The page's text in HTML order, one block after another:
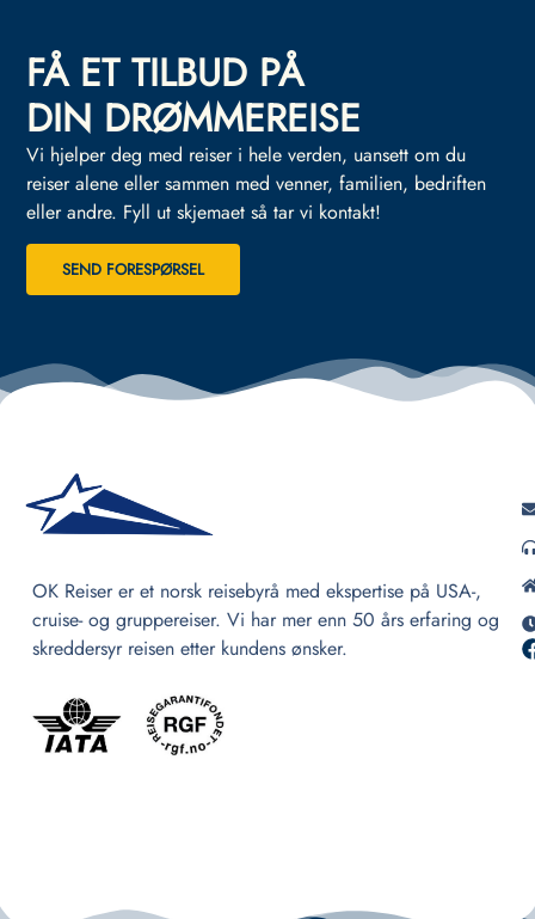
FÅ ET TILBUD PÅ
DIN DRØMMEREISE
Vi hjelper deg med reiser i hele verden, uansett om du
reiser alene eller sammen med venner, familien, bedriften
eller andre. Fyll ut skjemaet så tar vi kontakt!
SEND FORESPØRSEL
OK Reiser er et norsk reisebyrå med ekspertise på USA-,
cruise- og gruppereiser. Vi har mer enn 50 års erfaring og
skreddersyr reisen etter kundens ønsker.